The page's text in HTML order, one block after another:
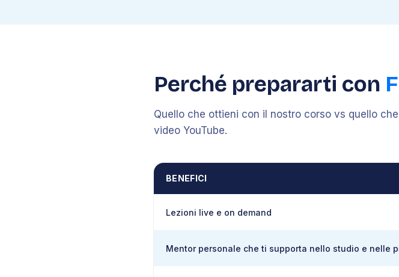
Perché prepararti con
Quello che ottieni con il nostro corso vs quello
video YouTube.
BENEFICI
Lezioni live e on demand
Mentor personale che ti supporta nello studio e nelle